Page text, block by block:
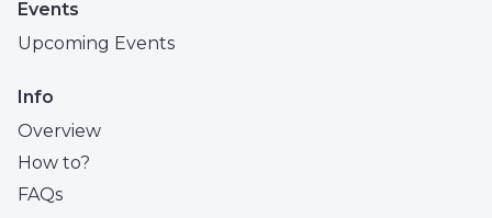
Events
Upcoming Events
Info
Overview
How to?
FAQs